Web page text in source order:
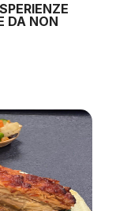
DA NON